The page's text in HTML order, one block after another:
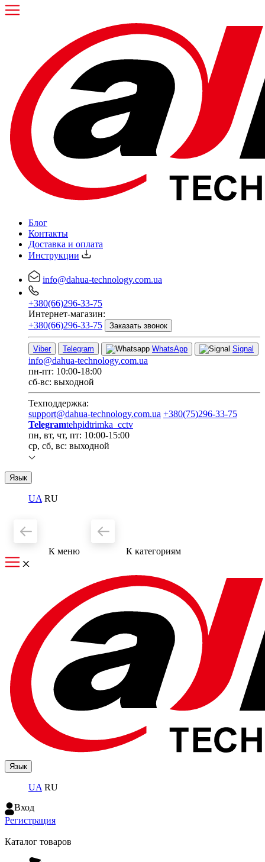
Блог
Контакты
Доставка и оплата
Инструкции
info@dahua-technology.com.ua
+380(66)296-33-75
Интернет-магазин:
+380(66)296-33-75
Заказать звонок
Viber Telegram WhatsApp Signal
info@dahua-technology.com.ua
пн-пт: 10:00-18:00
сб-вс: выходной
Техподдержка:
support@dahua-technology.com.ua +380(75)296-33-75
Telegramtehpidtrimka_cctv
пн, вт, чт, пт: 10:00-15:00
ср, сб, вс: выходной
Язык
UA RU
К меню К категориям
Язык
UA RU
Вход
Регистрация
Каталог товаров